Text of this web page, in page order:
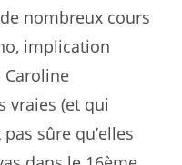
nombreux cours
implication
Caroline
vraies (et qui
sûre qu’elles